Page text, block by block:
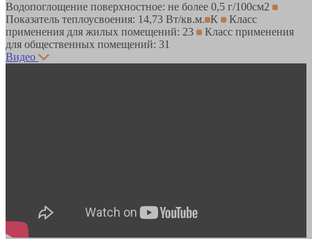
Водопоглощение поверхностное: не более 0,5 г/100см2
Показатель теплоусвоения: 14,73 Вт/кв.м. К
Класс
применения для жилых помещений: 23
Класс применения
для общественных помещений: 31
Видео